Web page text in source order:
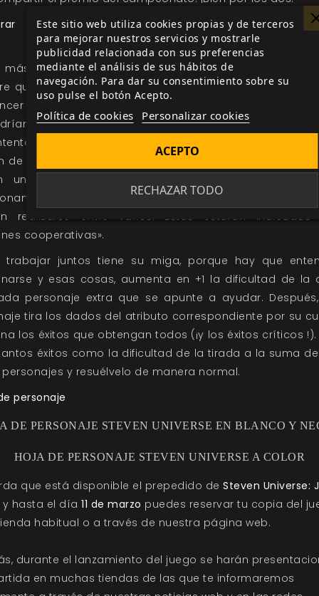
más personajes pueden trabajar juntos en la misma
que eso tenga sentido. Por ejemplo, podrían
a otro personaje o para reparar un objeto
colaborar para andar en silencio: ahí cada uno
ser silencioso por su cuenta. En fin, será el
de la directora de juego el que diga si se puede
una acción concreta, pero en el listado de
cuáles nos parecen a nosotros que son
realizarse entre varios. Estas estarán indicadas
cooperativas».
trabajar juntos tiene su miga, porque hay que
y esas cosas, aumenta en +1 la dificultad de la
personaje extra que se apunte a ayudar.
tira los dados del atributo correspondiente por su
los éxitos que obtengan todos (¡y los éxitos críticos !).
éxitos como la dificultad de la tirada a la suma
y resuélvelo de manera normal.
personaje
DE PERSONAJE STEVEN UNIVERSE EN BLANCO Y
HOJA DE PERSONAJE STEVEN UNIVERSE A COLOR
que está disponible el prepedido deSteven Universe:
y hasta el día11 de marzo puedes reservar tu copia del
habitual o a través de nuestra página web.
durante el lanzamiento del juego se harán
en muchas tiendas de las que te informaremos
Este sitio web utiliza cookies propias y de terceros
para mejorar nuestros servicios y mostrarle
publicidad relacionada con sus preferencias
mediante el análisis de sus hábitos de
navegación. Para dar su consentimiento sobre su
uso pulse el botón Acepto.
Política de cookies Personalizar cookies
RECHAZAR TODO
ACEPTO